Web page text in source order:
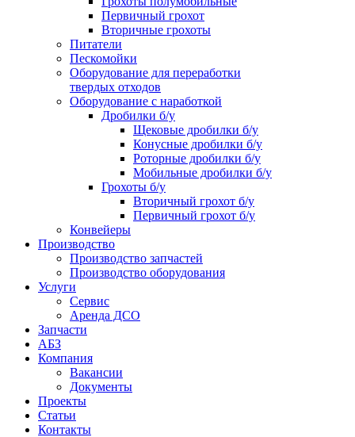
Первичный грохот
Вторичные грохоты
Питатели
Пескомойки
Оборудование для переработки
твердых отходов
Оборудование с наработкой
Дробилки б/у
Щековые дробилки б/у
Конусные дробилки б/у
Роторные дробилки б/у
Мобильные дробилки б/у
Грохоты б/у
Вторичный грохот б/у
Первичный грохот б/у
Конвейеры
Производство
Производство запчастей
Производство оборудования
Услуги
Сервис
Аренда ДСО
Запчасти
АБЗ
Компания
Вакансии
Документы
Проекты
Статьи
Контакты